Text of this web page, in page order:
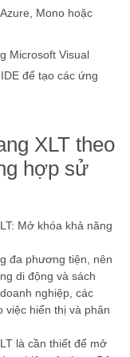
Mono hoặc
Microsoft Visual
để tạo các ứng
XLT theo
hợp sử
Mở khóa khả năng
đa phương tiện, nên
di động và sách
nghiệp, các
việc hiển thị và phân
là cần thiết để mở